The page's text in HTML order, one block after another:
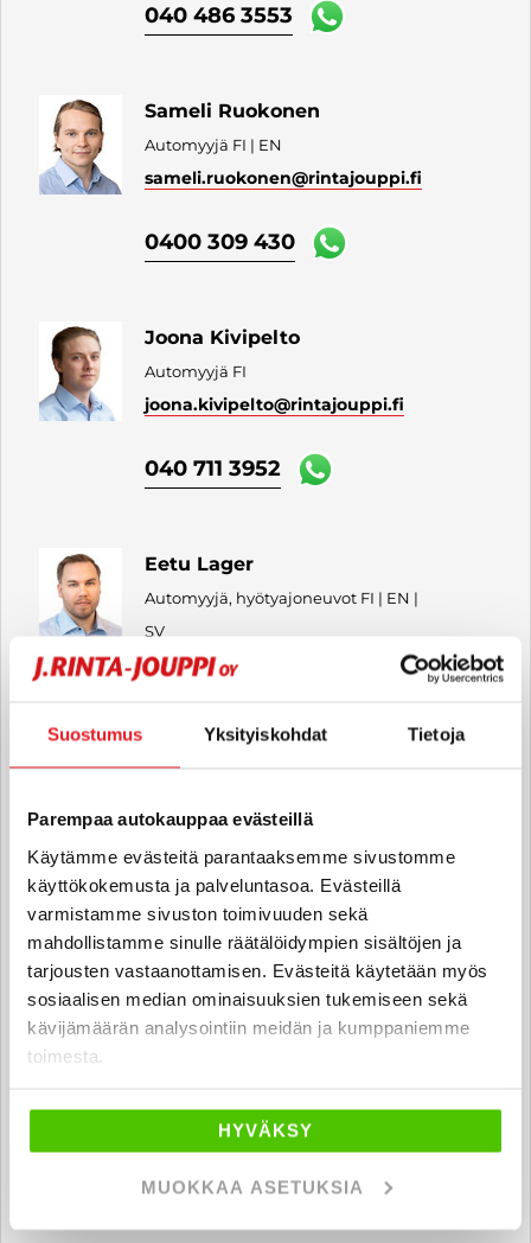
Suostumus Yksityiskohdat Tietoja
Parempaa autokauppaa evästeillä
Käytämme evästeitä parantaaksemme sivustomme
käyttökokemusta ja palveluntasoa. Evästeillä
varmistamme sivuston toimivuuden sekä
mahdollistamme sinulle räätälöidympien sisältöjen ja
tarjousten vastaanottamisen. Evästeitä käytetään myös
sosiaalisen median ominaisuuksien tukemiseen sekä
kävijämäärän analysointiin meidän ja kumppaniemme
toimesta.
HYVÄKSY
MUOKKAA ASETUKSIA
040 486 3553
Sameli Ruokonen
Automyyjä FI | EN
sameli.ruokonen@rintajouppi.fi
0400 309 430
Joona Kivipelto
Automyyjä FI
joona.kivipelto@rintajouppi.fi
040 711 3952
Eetu Lager
Automyyjä, hyötyajoneuvot FI | EN |
SV
eetu.lager@rintajouppi.fi
040 711 9897
Jimi Esko
Automyyjä
jimi.esko@rintajouppi.fi
040 711 9854
harri.ojala@rintajouppi.fi
040 711 3980